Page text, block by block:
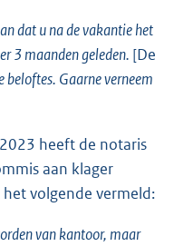
dat u na de vakantie het
3 maanden geleden. [De
beloftes. Gaarne verneem
heeft de notaris
aan klager
volgende vermeld:
van kantoor, maar